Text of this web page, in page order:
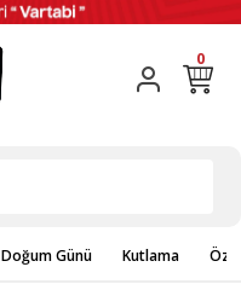
0
Doğum Günü Kutlama